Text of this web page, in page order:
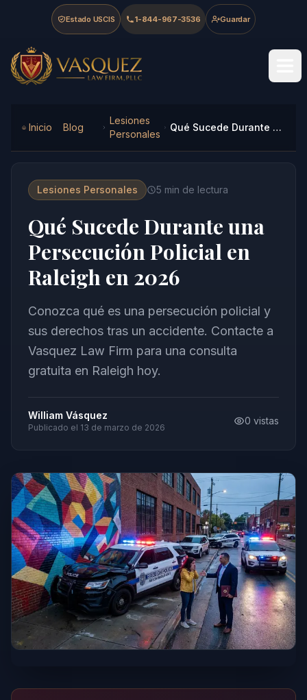
Skip to main content
Skip to navigation
Skip to footer
Estado USCIS 1-844-967-3536 Guardar
Vasquez Law Firm - Home
Inicio Blog
Lesiones
Personales
Qué Sucede Durante una Persecución Policial en Raleigh en 2026
Lesiones Personales 5 min de lectura
Qué Sucede Durante una
Persecución Policial en
Raleigh en 2026
Conozca qué es una persecución policial y
sus derechos tras un accidente. Contacte a
Vasquez Law Firm para una consulta
gratuita en Raleigh hoy.
William Vásquez
Publicado el 13 de marzo de 2026
0 vistas